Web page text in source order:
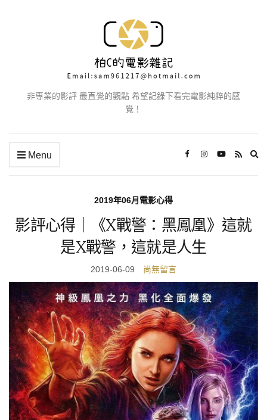
非專業的影評 最直覺的觀點 希望記錄下看完電影純粹的感
覺！
Menu
2019年06月電影心得
影評心得｜《X戰警：黑鳳凰》這就
是X戰警，這就是人生
2019-06-09 尚無留言